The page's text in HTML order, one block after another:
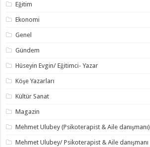
Eğitim
Ekonomi
Genel
Gündem
Hüseyin Evgin/ Eğitimci- Yazar
Köşe Yazarları
Kültür Sanat
Magazin
Mehmet Ulubey (Psikoterapist & Aile danışmanı)
Mehmet Ulubey/ Psikoterapist & Aile danışmanı